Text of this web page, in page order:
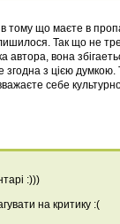
що маєте в
лишилося. Так що не
вона
згодна з цією
себе
:)))
на критику :(